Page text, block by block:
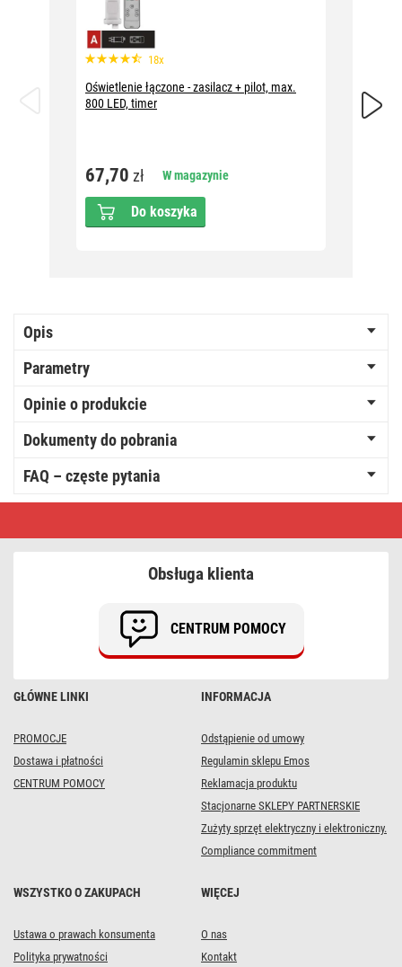
18x
Oświetlenie łączone - zasilacz + pilot, max.
800 LED, timer
67,70 zł W magazynie
Do koszyka
10m,
Opis
Parametry
Opinie o produkcie
Dokumenty do pobrania
FAQ – częste pytania
Standard
GŁÓWNE LINKI
PROMOCJE
Dostawa i płatności
CENTRUM POMOCY
INFORMACJA
Odstąpienie od umowy
Regulamin sklepu Emos
Reklamacja produktu
Stacjonarne SKLEPY PARTNERSKIE
Zużyty sprzęt elektryczny i elektroniczny.
Compliance commitment
WSZYSTKO O ZAKUPACH
Ustawa o prawach konsumenta
Polityka prywatności
WIĘCEJ
O nas
Kontakt
Obsługa klienta
CENTRUM POMOCY